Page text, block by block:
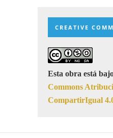
CREATIVE
Esta obra está
Commons
CompartirIgual